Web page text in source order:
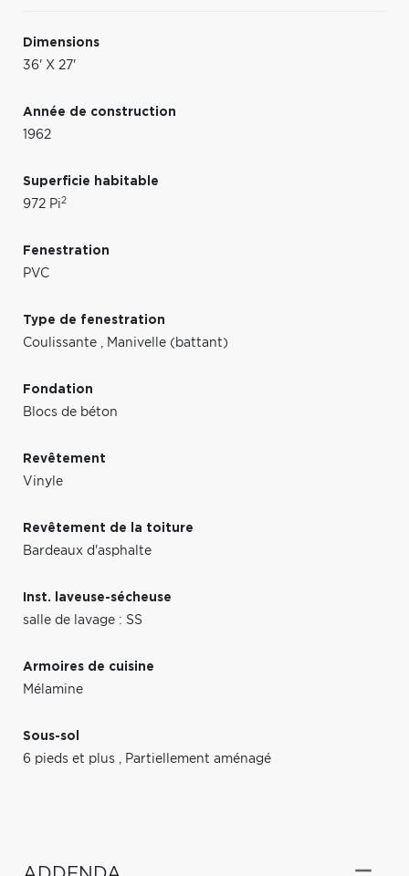
Dimensions
36' X 27'
Année de construction
1962
Superficie habitable
972 Pi2
Fenestration
PVC
Type de fenestration
Coulissante , Manivelle (battant)
Fondation
Blocs de béton
Revêtement
Vinyle
Revêtement de la toiture
Bardeaux d'asphalte
Inst. laveuse-sécheuse
salle de lavage : SS
Armoires de cuisine
Mélamine
Sous-sol
6 pieds et plus , Partiellement aménagé